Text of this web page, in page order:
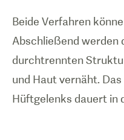
Beide Verfahren
Abschließend werden
durchtrennten
und Haut vernäht.
Hüftgelenks dauert in